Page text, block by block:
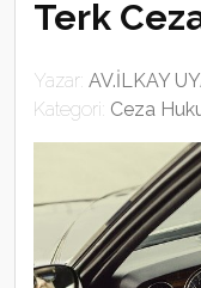
Terk
Yazar: AV.İLKAY
Kategori: Ceza